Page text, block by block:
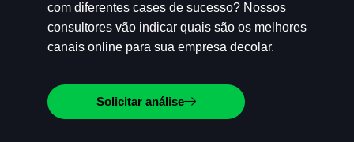
com diferentes cases de sucesso? Nossos
consultores vão indicar quais são os melhores
canais online para sua empresa decolar.
Solicitar análise